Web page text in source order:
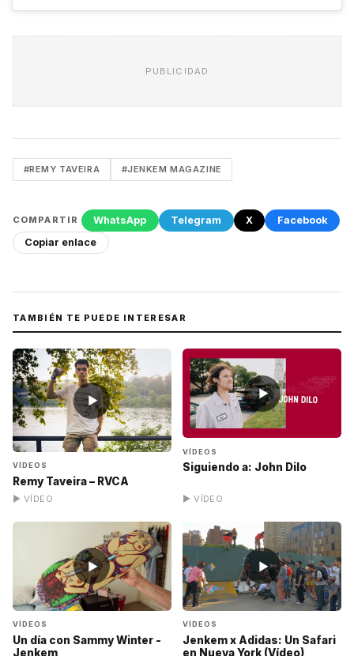
PUBLICIDAD
#REMY TAVEIRA #JENKEM MAGAZINE
COMPARTIR WhatsApp Telegram X
Facebook
Copiar enlace
TAMBIÉN TE PUEDE INTERESAR
▶
VÍDEOS
Remy Taveira – RVCA
▶ VÍDEO
▶
VÍDEOS
Siguiendo a: John Dilo
▶ VÍDEO
▶
VÍDEOS
Un día con Sammy Winter -
Jenkem
▶
VÍDEOS
Jenkem x Adidas: Un Safari
en Nueva York (Vídeo)